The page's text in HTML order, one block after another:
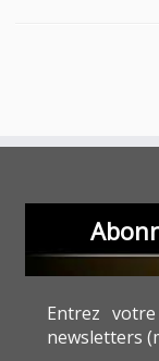
Entrez
newsletters